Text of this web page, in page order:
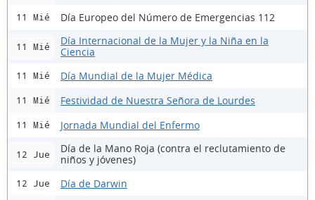
11 Mié Día Europeo del Número de Emergencias 112
11 Mié
Día Internacional de la Mujer y la Niña en la
Ciencia
11 Mié Día Mundial de la Mujer Médica
11 Mié Festividad de Nuestra Señora de Lourdes
11 Mié Jornada Mundial del Enfermo
12 Jue
Día de la Mano Roja (contra el reclutamiento de
niños y jóvenes)
12 Jue Día de Darwin